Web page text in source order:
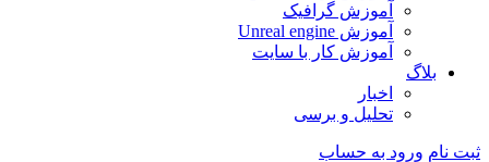
آموزش گرافیک
آموزش Unreal engine
آموزش کار با سایت
بلاگ
اخبار
تحلیل و برسی
ثبت نام ورود به حساب